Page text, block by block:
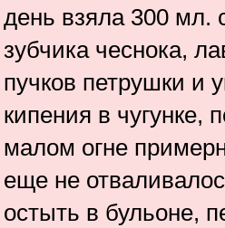
день взяла 300 мл.
зубчика чеснока,
пучков петрушки и
кипения в чугунке,
малом огне
еще не
остыть в бульоне,